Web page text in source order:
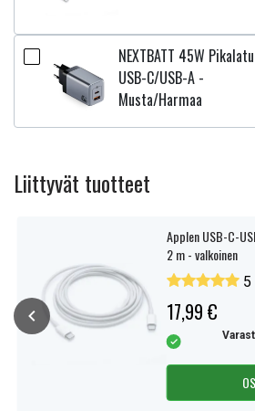
NEXTBATT 45W
USB-C/USB-A -
Musta/Harmaa
Liittyvät tuotteet
Applen USB-C-
2 m - valkoinen
5
17,99 €